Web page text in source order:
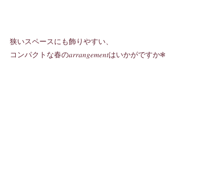
狭いスペースにも飾りやすい、
コンパクトな春の𝑎𝑟𝑟𝑎𝑛𝑔𝑒𝑚𝑒𝑛𝑡はいかがですか❃